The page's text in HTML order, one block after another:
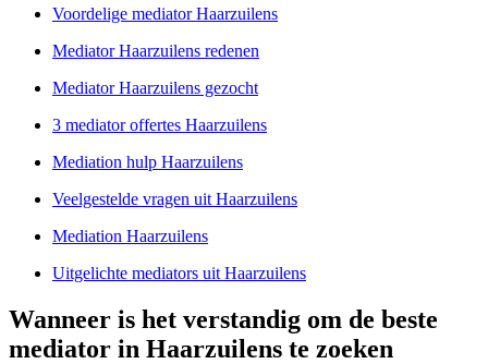
Voordelige mediator Haarzuilens
Mediator Haarzuilens redenen
Mediator Haarzuilens gezocht
3 mediator offertes Haarzuilens
Mediation hulp Haarzuilens
Veelgestelde vragen uit Haarzuilens
Mediation Haarzuilens
Uitgelichte mediators uit Haarzuilens
Wanneer is het verstandig om de beste
mediator in Haarzuilens te zoeken